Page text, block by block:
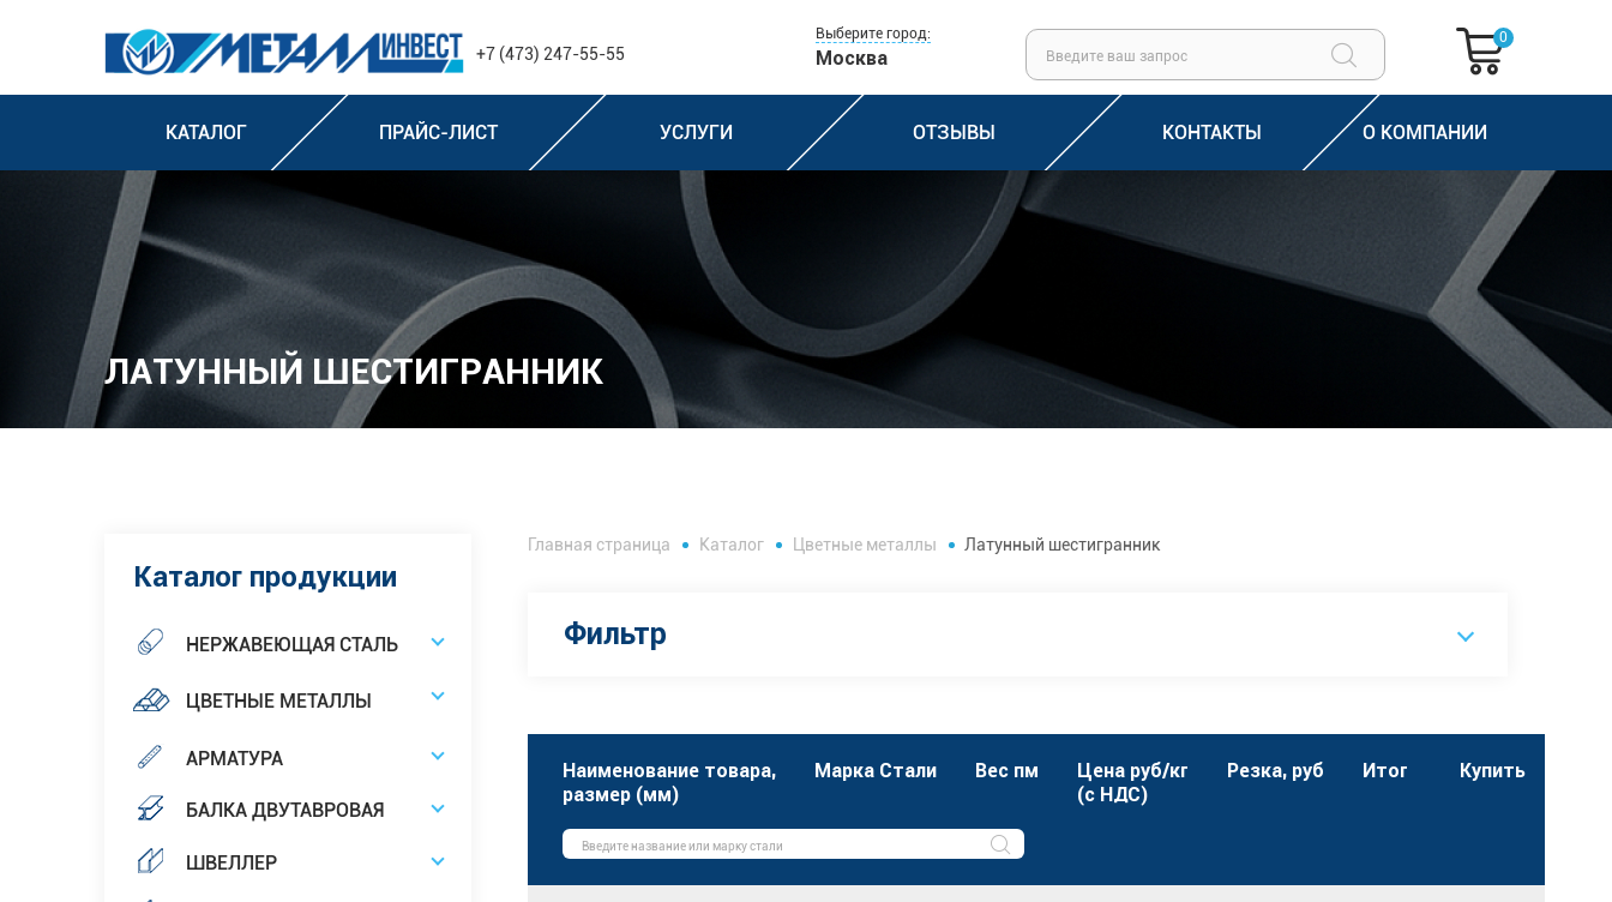
+7 (473) 247-55-55
Выберите город:
Москва
0
КАТАЛОГ ПРАЙС-ЛИСТ УСЛУГИ ОТЗЫВЫ КОНТАКТЫ О КОМПАНИИ
ЛАТУННЫЙ ШЕСТИГРАННИК
Каталог продукции
НЕРЖАВЕЮЩАЯ СТАЛЬ
ЦВЕТНЫЕ МЕТАЛЛЫ
АРМАТУРА
БАЛКА ДВУТАВРОВАЯ
ШВЕЛЛЕР
Главная страница Каталог Цветные металлы Латунный шестигранник
Фильтр
Наименование товара,
размер (мм)
Марка Стали Вес пм
Цена руб/кг
(с НДС)
Резка, руб Итог Купить